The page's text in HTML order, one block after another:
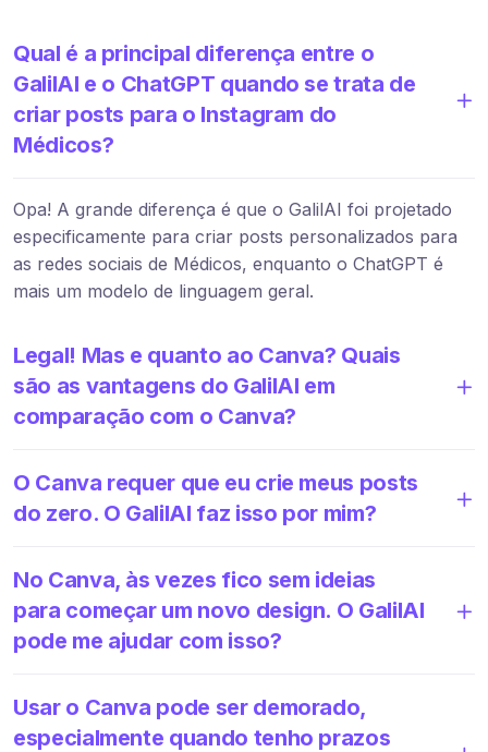
Qual é a principal diferença entre o
GalilAI e o ChatGPT quando se trata de
criar posts para o Instagram do
Médicos?
Opa! A grande diferença é que o GalilAI foi projetado
especificamente para criar posts personalizados para
as redes sociais de Médicos, enquanto o ChatGPT é
mais um modelo de linguagem geral.
Legal! Mas e quanto ao Canva? Quais
são as vantagens do GalilAI em
comparação com o Canva?
O Canva requer que eu crie meus posts
do zero. O GalilAI faz isso por mim?
No Canva, às vezes fico sem ideias
para começar um novo design. O GalilAI
pode me ajudar com isso?
Usar o Canva pode ser demorado,
especialmente quando tenho prazos